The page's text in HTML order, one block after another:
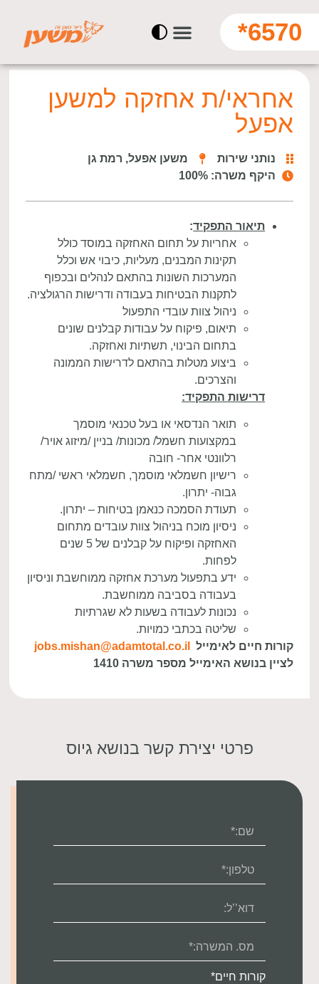
6570*
אחראי/ת אחזקה למשען
אפעל
נותני שירות
משען אפעל, רמת גן
היקף משרה: 100%
תיאור התפקיד:
אחריות על תחום האחזקה במוסד כולל
תקינות המבנים, מעליות, כיבוי אש וכלל
המערכות השונות בהתאם לנהלים ובכפוף
לתקנות הבטיחות בעבודה ודרישות הרגולציה.
ניהול צוות עובדי התפעול
תיאום, פיקוח על עבודות קבלנים שונים
בתחום הבינוי, תשתיות ואחזקה.
ביצוע מטלות בהתאם לדרישות הממונה
והצרכים.
דרישות התפקיד:
תואר הנדסאי או בעל טכנאי מוסמך
במקצועות חשמל/ מכונות/ בניין /מיזוג אויר/
רלוונטי אחר- חובה
רישיון חשמלאי מוסמך, חשמלאי ראשי /מתח
גבוה- יתרון.
תעודת הסמכה כנאמן בטיחות – יתרון.
ניסיון מוכח בניהול צוות עובדים מתחום
האחזקה ופיקוח על קבלנים של 5 שנים
לפחות.
ידע בתפעול מערכת אחזקה ממוחשבת וניסיון
בעבודה בסביבה ממוחשבת.
נכונות לעבודה בשעות לא שגרתיות
שליטה בכתבי כמויות.
קורות חיים לאימייל
jobs.mishan@adamtotal.co.il
לציין בנושא האימייל מספר משרה 1410
פרטי יצירת קשר בנושא גיוס
קורות חיים*